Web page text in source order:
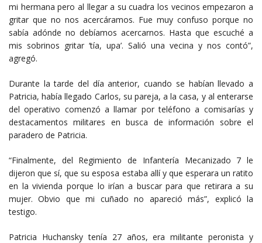
mi hermana pero al llegar a su cuadra los vecinos empezaron a
gritar que no nos acercáramos. Fue muy confuso porque no
sabía adónde no debíamos acercarnos. Hasta que escuché a
mis sobrinos gritar ‘tía, upa’. Salió una vecina y nos contó”,
agregó.
Durante la tarde del día anterior, cuando se habían llevado a
Patricia, había llegado Carlos, su pareja, a la casa, y al enterarse
del operativo comenzó a llamar por teléfono a comisarías y
destacamentos militares en busca de información sobre el
paradero de Patricia.
“Finalmente, del Regimiento de Infantería Mecanizado 7 le
dijeron que sí, que su esposa estaba allí y que esperara un ratito
en la vivienda porque lo irían a buscar para que retirara a su
mujer. Obvio que mi cuñado no apareció más”, explicó la
testigo.
Patricia Huchansky tenía 27 años, era militante peronista y